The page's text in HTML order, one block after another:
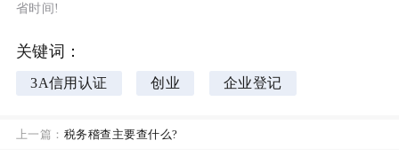
省时间!
关键词：
3A信用认证 创业 企业登记
上一篇： 税务稽查主要查什么?